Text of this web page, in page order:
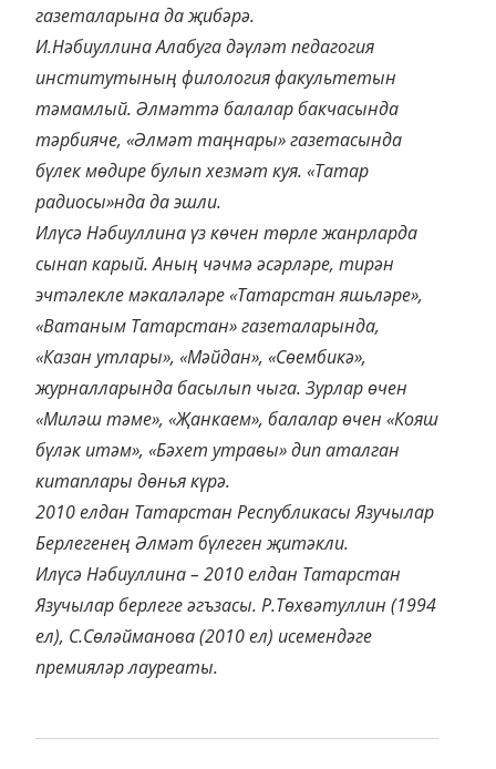
газеталарына да җибәрә.
И.Нәбиуллина Алабуга дәүләт педагогия
институтының филология факультетын
тәмамлый. Әлмәттә балалар бакчасында
тәрбияче, «Әлмәт таңнары» газетасында
бүлек мөдире булып хезмәт куя. «Татар
радиосы»нда да эшли.
Илүсә Нәбиуллина үз көчен төрле жанрларда
сынап карый. Аның чәчмә әсәрләре, тирән
эчтәлекле мәкаләләре «Татарстан яшьләре»,
«Ватаным Татарстан» газеталарында,
«Казан утлары», «Мәйдан», «Сөембикә»,
журналларында басылып чыга. Зурлар өчен
«Миләш тәме», «Җанкаем», балалар өчен «Кояш
бүләк итәм», «Бәхет утравы» дип аталган
китаплары дөнья күрә.
2010 елдан Татарстан Республикасы Язучылар
Берлегенең Әлмәт бүлеген җитәкли.
Илүсә Нәбиуллина – 2010 елдан Татарстан
Язучылар берлеге әгъзасы. Р.Төхвәтуллин (1994
ел), С.Сөләйманова (2010 ел) исемендәге
премияләр лауреаты.